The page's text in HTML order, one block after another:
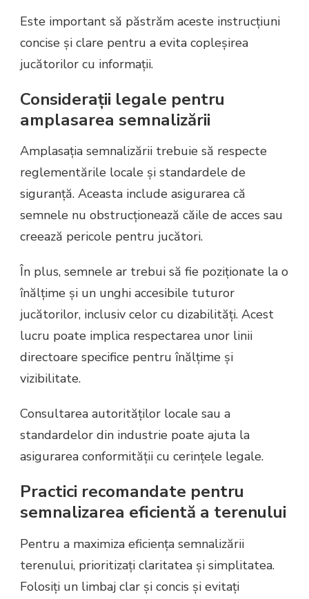
Este important să păstrăm aceste instrucțiuni
concise și clare pentru a evita copleșirea
jucătorilor cu informații.
Considerații legale pentru
amplasarea semnalizării
Amplasația semnalizării trebuie să respecte
reglementările locale și standardele de
siguranță. Aceasta include asigurarea că
semnele nu obstrucționează căile de acces sau
creează pericole pentru jucători.
În plus, semnele ar trebui să fie poziționate la o
înălțime și un unghi accesibile tuturor
jucătorilor, inclusiv celor cu dizabilități. Acest
lucru poate implica respectarea unor linii
directoare specifice pentru înălțime și
vizibilitate.
Consultarea autorităților locale sau a
standardelor din industrie poate ajuta la
asigurarea conformității cu cerințele legale.
Practici recomandate pentru
semnalizarea eficientă a terenului
Pentru a maximiza eficiența semnalizării
terenului, prioritizați claritatea și simplitatea.
Folosiți un limbaj clar și concis și evitați